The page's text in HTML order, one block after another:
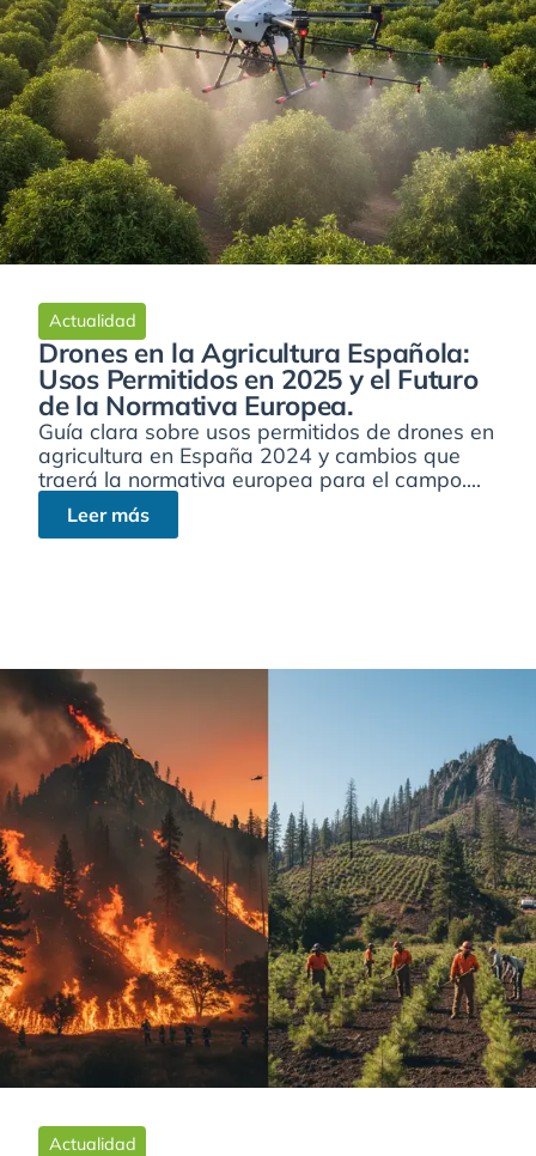
Actualidad
Drones en la Agricultura Española:
Usos Permitidos en 2025 y el Futuro
de la Normativa Europea.
Guía clara sobre usos permitidos de drones en
agricultura en España 2024 y cambios que
traerá la normativa europea para el campo....
Leer más
Actualidad